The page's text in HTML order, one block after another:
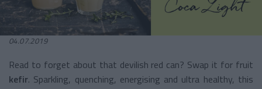
04.07.2019
Read to forget about that devilish red can? Swap it for fruit
kefir. Sparkling, quenching, energising and ultra healthy, this